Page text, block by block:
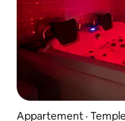
Appartement ·